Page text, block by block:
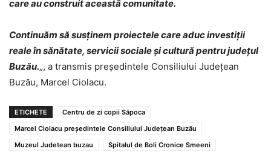
care au construit această comunitate.
Continuăm să susținem proiectele care aduc investiții
reale în sănătate, servicii sociale și cultură pentru județul
Buzău.„, a transmis președintele Consiliului Județean
Buzău, Marcel Ciolacu.
ETICHETE
Centru de zi copii Săpoca
Marcel Ciolacu președintele Consiliului Județean Buzău
Muzeul Judetean buzau
Spitalul de Boli Cronice Smeeni